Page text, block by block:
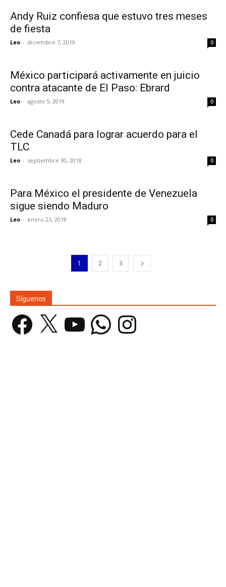
Andy Ruiz confiesa que estuvo tres meses
de fiesta
Leo - diciembre 7, 2019 0
México participará activamente en juicio
contra atacante de El Paso: Ebrard
Leo - agosto 5, 2019 0
Cede Canadá para lograr acuerdo para el
TLC
Leo - septiembre 30, 2018 0
Para México el presidente de Venezuela
sigue siendo Maduro
Leo - enero 23, 2019 0
1 2 3
Síguenos
Facebook YouTube WhatsAppInstagram